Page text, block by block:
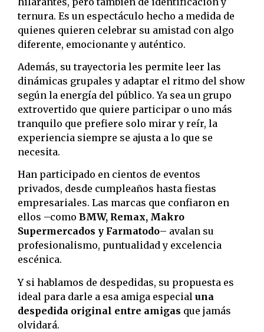
ternura. Es un espectáculo hecho a medida de
quienes quieren celebrar su amistad con algo
diferente, emocionante y auténtico.
Además, su trayectoria les permite leer las
dinámicas grupales y adaptar el ritmo del show
según la energía del público. Ya sea un grupo
extrovertido que quiere participar o uno más
tranquilo que prefiere solo mirar y reír, la
experiencia siempre se ajusta a lo que se
necesita.
Han participado en cientos de eventos
privados, desde cumpleaños hasta fiestas
empresariales. Las marcas que confiaron en
ellos –como BMW, Remax, Makro
Supermercados y Farmatodo– avalan su
profesionalismo, puntualidad y excelencia
escénica.
Y si hablamos de despedidas, su propuesta es
ideal para darle a esa amiga especial una
despedida original entre amigas que jamás
olvidará.